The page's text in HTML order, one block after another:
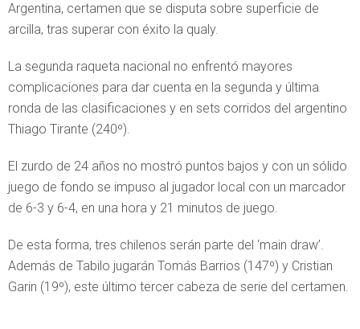
Argentina, certamen que se disputa sobre superficie de
arcilla, tras superar con éxito la qualy.
La segunda raqueta nacional no enfrentó mayores
complicaciones para dar cuenta en la segunda y última
ronda de las clasificaciones y en sets corridos del argentino
Thiago Tirante (240º).
El zurdo de 24 años no mostró puntos bajos y con un sólido
juego de fondo se impuso al jugador local con un marcador
de 6-3 y 6-4, en una hora y 21 minutos de juego.
De esta forma, tres chilenos serán parte del ‘main draw’.
Además de Tabilo jugarán Tomás Barrios (147º) y Cristian
Garin (19º), este último tercer cabeza de serie del certamen.